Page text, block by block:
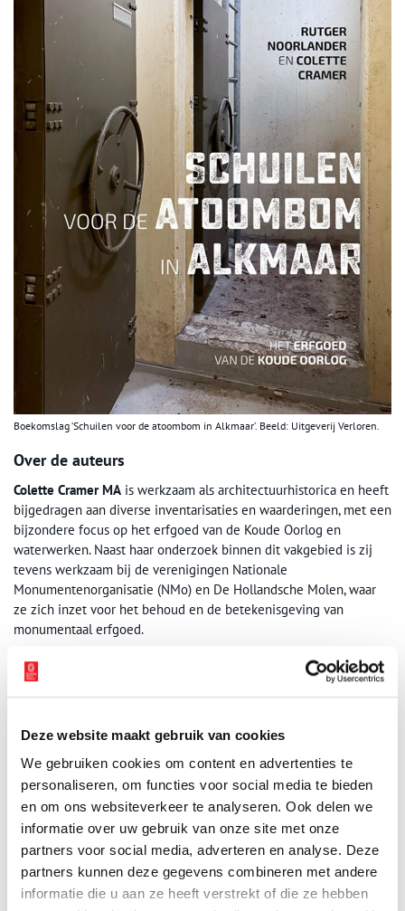
Deze website maakt gebruik van cookies
We gebruiken cookies om content en advertenties te
personaliseren, om functies voor social media te bieden
en om ons websiteverkeer te analyseren. Ook delen we
informatie over uw gebruik van onze site met onze
partners voor social media, adverteren en analyse. Deze
partners kunnen deze gegevens combineren met andere
informatie die u aan ze heeft verstrekt of die ze hebben
Boekomslag ‘Schuilen voor de atoombom in Alkmaar’. Beeld: Uitgeverij Verloren.
Over de auteurs
Colette Cramer MA is werkzaam als architectuurhistorica en heeft
bijgedragen aan diverse inventarisaties en waarderingen, met een
bijzondere focus op het erfgoed van de Koude Oorlog en
waterwerken. Naast haar onderzoek binnen dit vakgebied is zij
tevens werkzaam bij de verenigingen Nationale
Monumentenorganisatie (NMo) en De Hollandsche Molen, waar
ze zich inzet voor het behoud en de betekenisgeving van
monumentaal erfgoed.
Rutger Noorlander
is zelfstandig onderzoeker, adviseur en
schrijver in de erfgoedsectoren gespecialiseerd in militair
regionale organisaties. Hij is expert in het erfgoed van de Koude
Oorlog, Tweede Wereldoorlog, interbellum, Eerste Wereldoorlog
en Belgische Opstand. Rutger is onder meer actief in de
Werkgroep Koude Oorlog van Stichting Menno van Coehoorn en
de commissie Amsterdam van erfgoedvereniging Heemschut.
Rutger publiceert regelmatig over militair erfgoed.
Schuilen voor de atoombom in Alkmaar. Het erfgoed van de
Koude Oorlogis verkrijgbaar via o.a. Uitgeverij Verloren.nl,